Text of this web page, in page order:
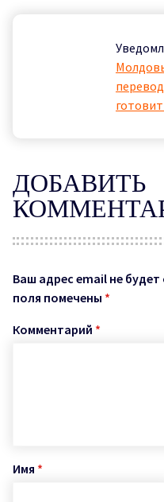
ДОБАВИТЬ
Ваш адрес email не
поля помечены *
Комментарий *
Имя *